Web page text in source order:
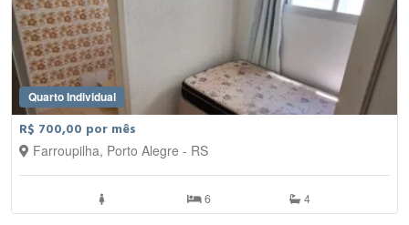
Quarto Individual
R$ 700,00 por mês
Farroupilha, Porto Alegre - RS
6 4